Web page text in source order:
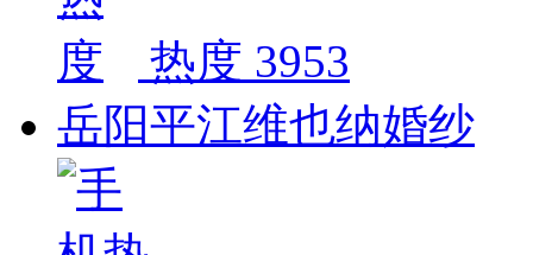
热度 3953
岳阳平江维也纳婚纱